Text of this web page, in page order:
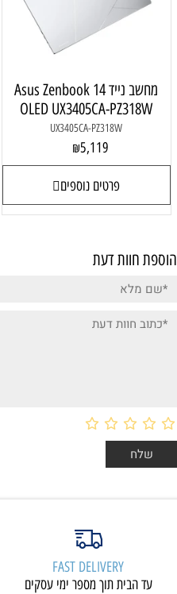
מחשב נייד Asus Zenbook 14
OLED UX3405CA-PZ318W
UX3405CA-PZ318W
₪5,119
פרטים נוספים
הוספת חוות דעת
FAST DELIVERY
עד הבית תוך מספר ימי עסקים